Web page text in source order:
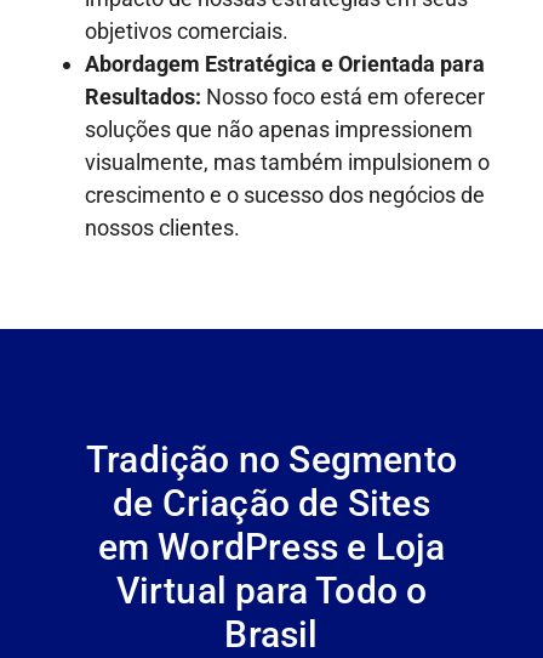
objetivos comerciais.
Abordagem Estratégica e Orientada para
Resultados: Nosso foco está em oferecer
soluções que não apenas impressionem
visualmente, mas também impulsionem o
crescimento e o sucesso dos negócios de
nossos clientes.
Tradição no Segmento
de Criação de Sites
em WordPress e Loja
Virtual para Todo o
Brasil